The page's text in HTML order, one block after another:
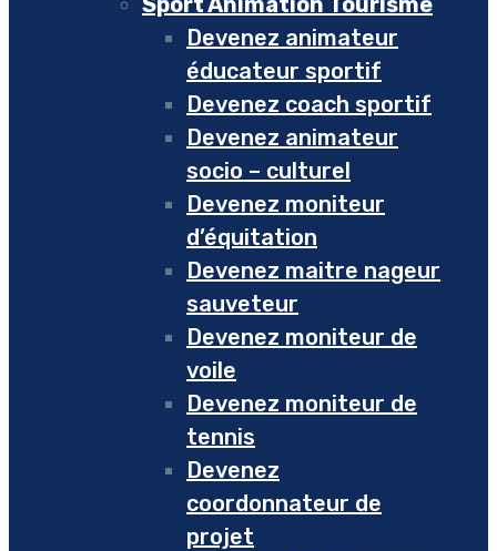
Devenez animateur
éducateur sportif
Devenez coach sportif
Devenez animateur
socio – culturel
Devenez moniteur
d’équitation
Devenez maitre nageur
sauveteur
Devenez moniteur de
voile
Devenez moniteur de
tennis
Devenez
coordonnateur de
projet